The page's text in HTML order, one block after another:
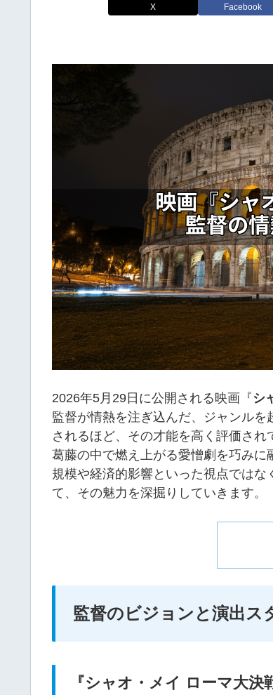
X Facebook
2026年5月29日に公開される映画『 シ
監督が情熱を注ぎ込んだ、ジャンルを
されるほど、その才能を高く評価さ
葛藤の中で燃え上がる愛憎劇を巧み
規模や経済的影響といった視点では
て、その魅力を深掘りしていきます。
監督のビジョンと演出ス
『シャオ・メイ ローマ大